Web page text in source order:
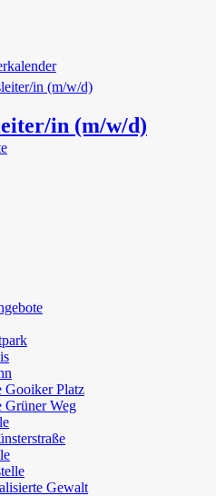
Gooiker Platz
Grüner Weg
Gewalt
in (m/w/d)